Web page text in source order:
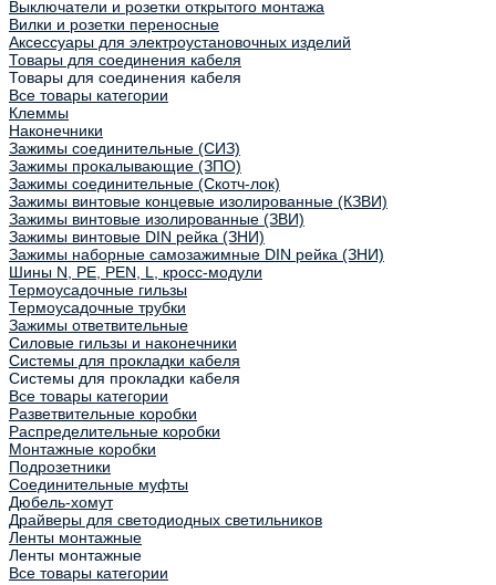
Выключатели и розетки открытого монтажа
Вилки и розетки переносные
Аксессуары для электроустановочных изделий
Товары для соединения кабеля
Товары для соединения кабеля
Все товары категории
Клеммы
Наконечники
Зажимы соединительные (СИЗ)
Зажимы прокалывающие (ЗПО)
Зажимы соединительные (Скотч-лок)
Зажимы винтовые концевые изолированные (КЗВИ)
Зажимы винтовые изолированные (ЗВИ)
Зажимы винтовые DIN рейка (ЗНИ)
Зажимы наборные самозажимные DIN рейка (ЗНИ)
Шины N, PE, PEN, L, кросс-модули
Термоусадочные гильзы
Термоусадочные трубки
Зажимы ответвительные
Силовые гильзы и наконечники
Системы для прокладки кабеля
Системы для прокладки кабеля
Все товары категории
Разветвительные коробки
Распределительные коробки
Монтажные коробки
Подрозетники
Соединительные муфты
Дюбель-хомут
Драйверы для светодиодных светильников
Ленты монтажные
Ленты монтажные
Все товары категории